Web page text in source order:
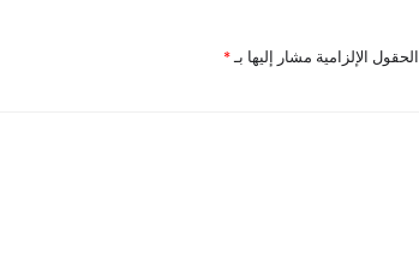
الحقول الإلزامية مشار إليها بـ*